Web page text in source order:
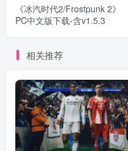
《冰汽时代2/Frostpunk 2》
PC中文版下载-含v1.5.3
相关推荐